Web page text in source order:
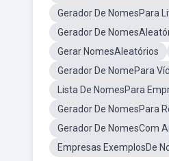
Gerador De NomesPara
Gerador De
Gerar NomesAleatórios
Gerador De NomePara
Lista De NomesPara
Gerador De NomesPara
Gerador De NomesCom
Empresas ExemplosDe